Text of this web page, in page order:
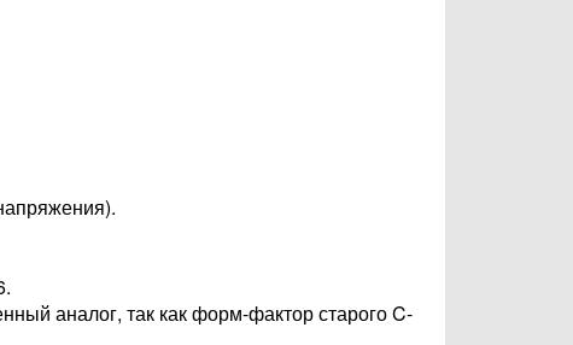
аналог, так как форм-фактор старого C-